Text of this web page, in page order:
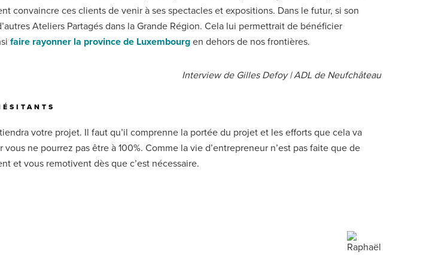
ces clients de venir à ses spectacles et expositions. Dans le futur, si son
Ateliers Partagés dans la Grande Région. Cela lui permettrait de bénéficier
faire rayonner la province de Luxembourgen dehors de nos frontières.
Interview de Gilles Defoy | ADL de Neufchâteau
votre projet. Il faut qu’il comprenne la portée du projet et les efforts que cela va
ne pourrez pas être à 100%. Comme la vie d’entrepreneur n’est pas faite que de
et vous remotivent dès que c’est nécessaire.